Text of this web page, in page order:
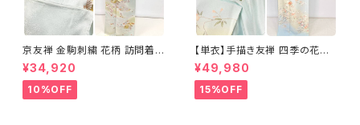
京友禅 金駒刺繍 花柄 訪問着
正絹 水色 黄緑 パステルカラー
アイスグリーン 1433
¥34,920
10%OFF
【単衣】手描き友禅 四季の花々
正絹 訪問着 水色 黄緑 白 パス
テルカラー 1431
¥49,980
15%OFF